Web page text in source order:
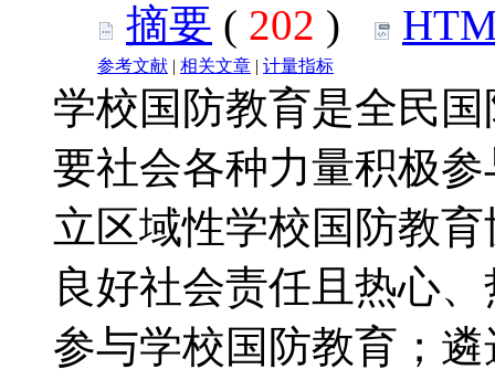
摘要 ( 202 )
参考文献 | 相关文章 | 计量指标
学校国防教育是全民
要社会各种力量积极
立区域性学校国防教
良好社会责任且热心
参与学校国防教育；